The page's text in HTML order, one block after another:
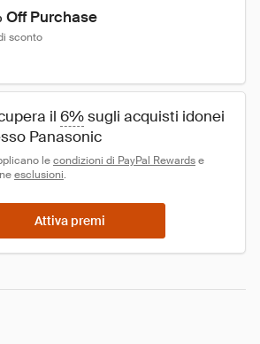
Off Purchase
sconto
il 6% sugli acquisti idonei
Panasonic
le condizioni di PayPal Rewards e
esclusioni.
Attiva premi